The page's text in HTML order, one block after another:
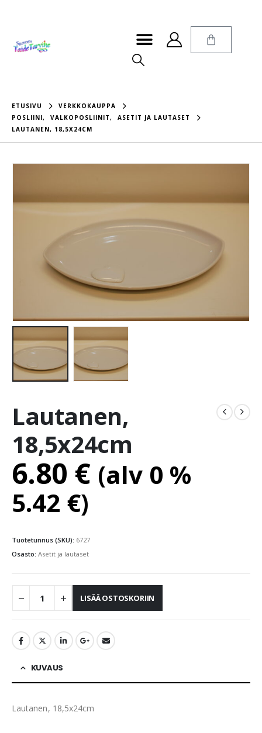
ETUSIVU
VERKKOKAUPPA
POSLIINI, VALKOPOSLIINIT,
ASETIT JA LAUTASET
LAUTANEN, 18,5X24CM
Lautanen,
18,5x24cm
6.80 € (alv 0 %
5.42 €)
Tuotetunnus (SKU): 6727
Osasto: Asetit ja lautaset
LISÄÄ OSTOSKORIIN
KUVAUS
Lautanen, 18,5x24cm